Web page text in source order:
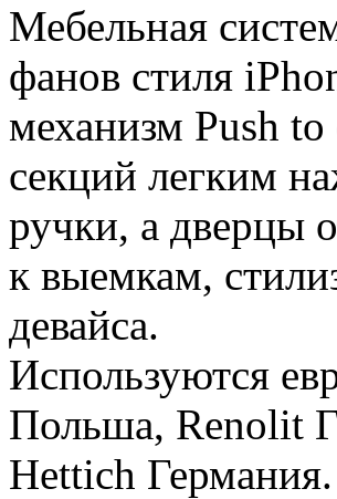
Мебельная
фанов стиля
механизм Push
секций легким
ручки, а дверцы
к выемкам,
девайса.
Используются
Польша, Renolit
Hettich Германия.